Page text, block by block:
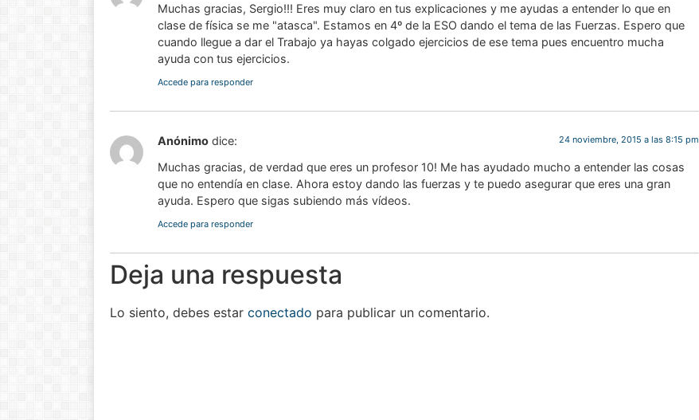
Muchas gracias, Sergio!!! Eres muy claro en tus explicaciones y me ayudas a entender lo que en
clase de física se me "atasca". Estamos en 4º de la ESO dando el tema de las Fuerzas. Espero que
cuando llegue a dar el Trabajo ya hayas colgado ejercicios de ese tema pues encuentro mucha
ayuda con tus ejercicios.
Accede para responder
Anónimo dice: 24 noviembre, 2015 a las 8:15 pm
Muchas gracias, de verdad que eres un profesor 10! Me has ayudado mucho a entender las cosas
que no entendía en clase. Ahora estoy dando las fuerzas y te puedo asegurar que eres una gran
ayuda. Espero que sigas subiendo más vídeos.
Accede para responder
Deja una respuesta
Lo siento, debes estar conectado para publicar un comentario.